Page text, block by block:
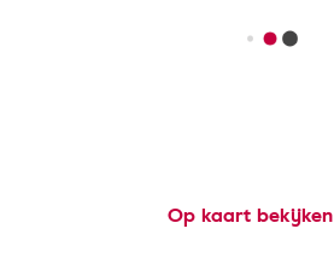
Op kaart bekijken